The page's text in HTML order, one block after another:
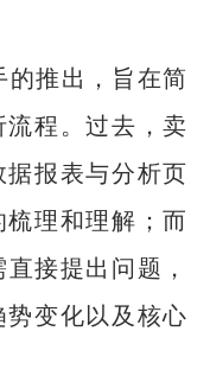
推出，旨在简
程。过去，卖
报表与分析页
理和理解；而
接提出问题，
变化以及核心